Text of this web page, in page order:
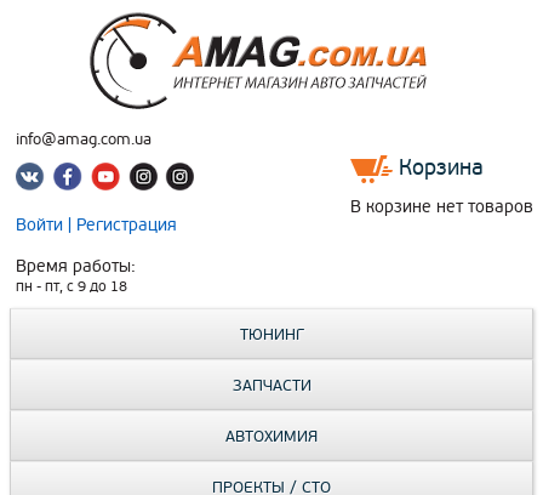
info@amag.com.ua
Войти | Регистрация
Время работы:
пн - пт, c 9 до 18
Корзина
В корзине нет товаров
ТЮНИНГ
ЗАПЧАСТИ
АВТОХИМИЯ
ПРОЕКТЫ / СТО